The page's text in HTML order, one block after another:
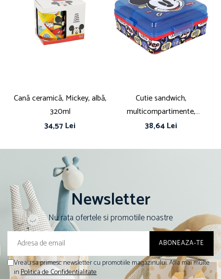
Cană ceramică, Mickey, albă,
320ml
34,57 Lei
Cutie sandwich,
multicompartimente,
multicolor, fără BPA, Disney,
38,64 Lei
Newsletter
Nu rata ofertele si promotiile noastre
Vreau sa primesc newsletter cu promotiile magazinului. Afla mai multe
inPolitica de Confidentialitate